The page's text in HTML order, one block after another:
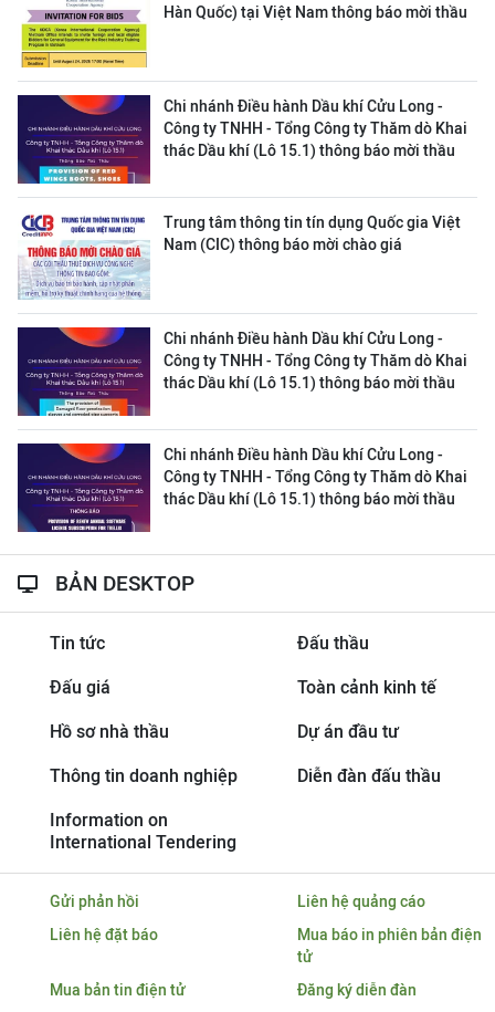
Hàn Quốc) tại Việt Nam thông báo mời thầu
Chi nhánh Điều hành Dầu khí Cửu Long -
Công ty TNHH - Tổng Công ty Thăm dò Khai
thác Dầu khí (Lô 15.1) thông báo mời thầu
Trung tâm thông tin tín dụng Quốc gia Việt
Nam (CIC) thông báo mời chào giá
Chi nhánh Điều hành Dầu khí Cửu Long -
Công ty TNHH - Tổng Công ty Thăm dò Khai
thác Dầu khí (Lô 15.1) thông báo mời thầu
Chi nhánh Điều hành Dầu khí Cửu Long -
Công ty TNHH - Tổng Công ty Thăm dò Khai
thác Dầu khí (Lô 15.1) thông báo mời thầu
BẢN DESKTOP
Tin tức Đấu thầu
Đấu giá Toàn cảnh kinh tế
Hồ sơ nhà thầu Dự án đầu tư
Thông tin doanh nghiệp Diễn đàn đấu thầu
Information on
International Tendering
Gửi phản hồi
Liên hệ quảng cáo
Liên hệ đặt báo
Mua báo in phiên bản điện
tử
Mua bản tin điện tử
Đăng ký diễn đàn